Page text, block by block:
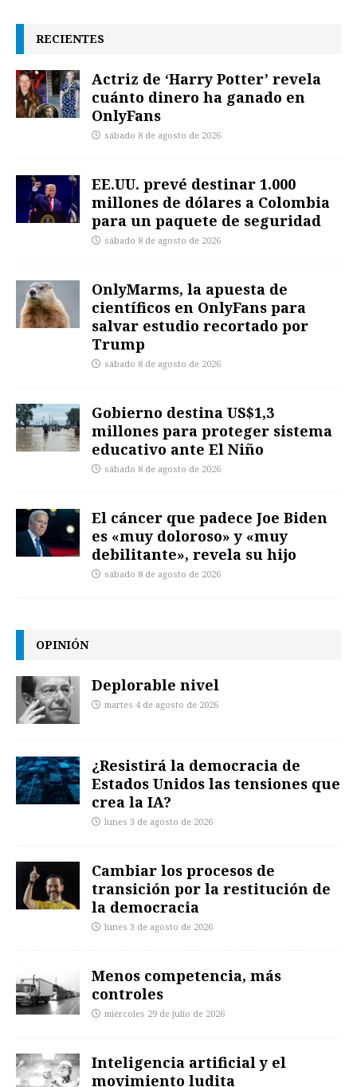
RECIENTES
Actriz de ‘Harry Potter’ revela
cuánto dinero ha ganado en
OnlyFans
sábado 8 de agosto de 2026
EE.UU. prevé destinar 1.000
millones de dólares a Colombia
para un paquete de seguridad
sábado 8 de agosto de 2026
OnlyMarms, la apuesta de
científicos en OnlyFans para
salvar estudio recortado por
Trump
sábado 8 de agosto de 2026
Gobierno destina US$1,3
millones para proteger sistema
educativo ante El Niño
sábado 8 de agosto de 2026
El cáncer que padece Joe Biden
es «muy doloroso» y «muy
debilitante», revela su hijo
sábado 8 de agosto de 2026
OPINIÓN
Deplorable nivel
martes 4 de agosto de 2026
¿Resistirá la democracia de
Estados Unidos las tensiones que
crea la IA?
lunes 3 de agosto de 2026
Cambiar los procesos de
transición por la restitución de
la democracia
lunes 3 de agosto de 2026
Menos competencia, más
controles
miércoles 29 de julio de 2026
Inteligencia artificial y el
movimiento ludita